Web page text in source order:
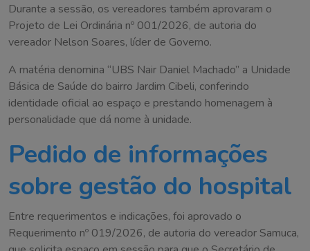
Durante a sessão, os vereadores também aprovaram o
Projeto de Lei Ordinária nº 001/2026, de autoria do
vereador Nelson Soares, líder de Governo.
A matéria denomina “UBS Nair Daniel Machado” a Unidade
Básica de Saúde do bairro Jardim Cibeli, conferindo
identidade oficial ao espaço e prestando homenagem à
personalidade que dá nome à unidade.
Pedido de informações
sobre gestão do hospital
Entre requerimentos e indicações, foi aprovado o
Requerimento nº 019/2026, de autoria do vereador Samuca,